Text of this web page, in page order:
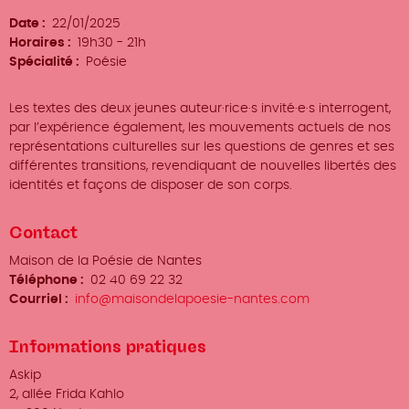
Date
22/01/2025
Horaires
19h30 - 21h
Spécialité
Poésie
Les textes des deux jeunes auteur·rice·s invité·e·s interrogent,
par l’expérience également, les mouvements actuels de nos
représentations culturelles sur les questions de genres et ses
différentes transitions, revendiquant de nouvelles libertés des
identités et façons de disposer de son corps.
Contact
Organisateur
/
Prénom
Maison de la Poésie de Nantes
Téléphone
02 40 69 22 32
Courriel
info@maisondelapoesie-nantes.com
Informations pratiques
Lieu
Askip
Adresse
2, allée Frida Kahlo